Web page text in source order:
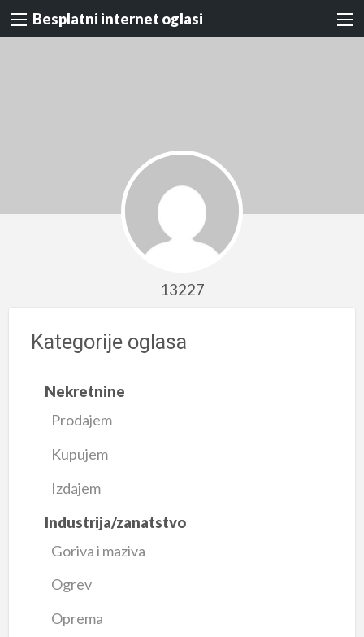
Besplatni internet oglasi
13227
Kategorije oglasa
Nekretnine
Prodajem
Kupujem
Izdajem
Industrija/zanatstvo
Goriva i maziva
Ogrev
Oprema